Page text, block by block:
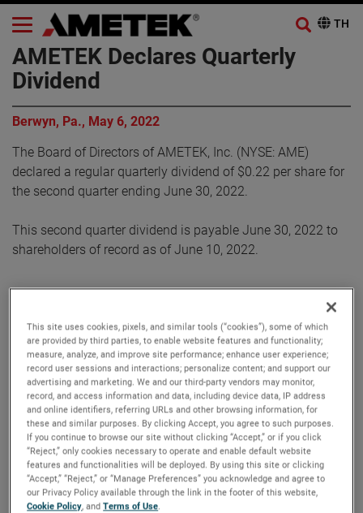
AMETEK Declares Quarterly
Dividend
Berwyn, Pa., May 6, 2022
The Board of Directors of AMETEK, Inc. (NYSE: AME)
declared a regular quarterly dividend of $0.22 per share for
the second quarter ending June 30, 2022.
This second quarter dividend is payable June 30, 2022 to
shareholders of record as of June 10, 2022.
Corporate Profile
AMETEK (NYSE: AME) is a leading global provider of
industrial technology solutions serving a diverse set of
attractive niche markets with annual sales over $7.0 billion.
The AMETEK Growth Model integrates the Four Growth
Strategies - Operational Excellence, New Product
Development, Global and Market Expansion, and Strategic
Acquisitions - with a disciplined focus on cash generation
and capital deployment. AMETEK's objective is double-digit
This site uses cookies, pixels, and similar tools (“cookies”), some of which
are provided by third parties, to enable website features and functionality;
measure, analyze, and improve site performance; enhance user experience;
record user sessions and interactions; personalize content; and support our
advertising and marketing. We and our third-party vendors may monitor,
record, and access information and data, including device data, IP address
and online identifiers, referring URLs and other browsing information, for
these and similar purposes. By clicking Accept, you agree to such purposes.
If you continue to browse our site without clicking “Accept,” or if you click
“Reject,” only cookies necessary to operate and enable default website
features and functionalities will be deployed. By using this site or clicking
“Accept,” “Reject,” or “Manage Preferences” you acknowledge and agree to
our Privacy Policy available through the link in the footer of this website,
Cookie Policy, andTerms of Use.